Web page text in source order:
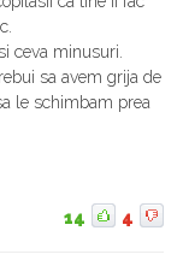
ceva minusuri.
sa avem grija de
le schimbam prea
14 4